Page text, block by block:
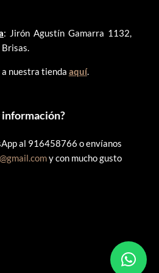
: Jirón Agustín Gamarra 1132,
nuestra tienda aquí.
al 916458766 o envíanos
y con mucho gusto
– RUC:20606409207 – Todos los